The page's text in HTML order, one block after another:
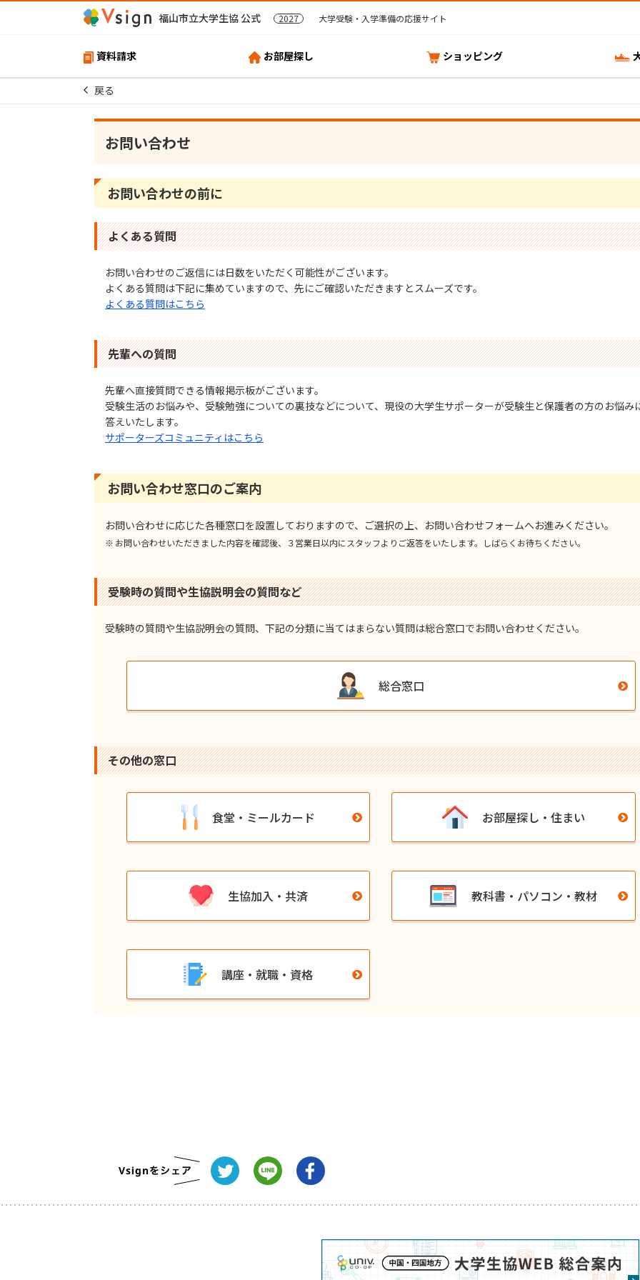
福山市立大学生協 公式 2027 大学受験・入学準備の応援サイト
資料請求 お部屋探し ショッピング
戻る
お問い合わせ
お問い合わせの前に
よくある質問
お問い合わせのご返信には⽇数をいただく可能性がございます。
よくある質問は下記に集めていますので、先にご確認いただきますとスムーズです。
よくある質問はこちら
先輩への質問
先輩へ直接質問できる情報掲⽰板がございます。
受験⽣活のお悩みや、受験勉強についての裏技などについて、現役の⼤学⽣サポーターが受験⽣と保護者の⽅のお悩み
答えいたします。
サポーターズコミュニティはこちら
お問い合わせ窓⼝のご案内
お問い合わせに応じた各種窓⼝を設置しておりますので、ご選択の上、お問い合わせフォームへお進みください。
お問い合わせいただきました内容を確認後、３営業⽇以内にスタッフよりご返答をいたします。しばらくお待ちください。
受験時の質問や⽣協説明会の質問など
受験時の質問や⽣協説明会の質問、下記の分類に当てはまらない質問は総合窓⼝でお問い合わせください。
総合窓口
その他の窓⼝
食堂・ミールカード お部屋探し・住まい
生協加入・共済 教科書・パソコン・教材
講座・就職・資格